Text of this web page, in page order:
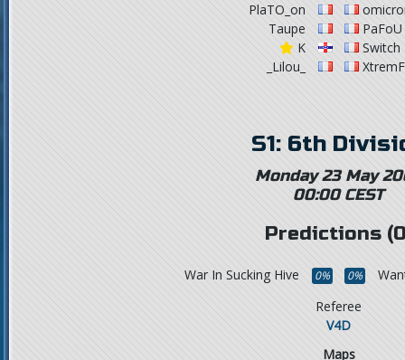
PlaTO_on
Taupe
K
_Lilou_
PaFoU
Switch
S1: 6th
Monday 23 May
00:00 CEST
Predictions
War In Sucking Hive 0% 0%
Referee
V4D
Maps